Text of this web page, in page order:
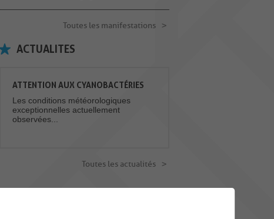
Toutes les manifestations
ACTUALITES
ATTENTION AUX CYANOBACTÉRIES
Les conditions météorologiques
exceptionnelles actuellement
observées...
Toutes les actualités